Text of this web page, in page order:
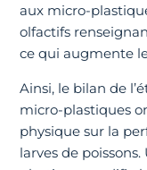
aux micro-
olfactifs
ce qui augmente
Ainsi, le bilan de
micro-plastiques
physique sur la
larves de